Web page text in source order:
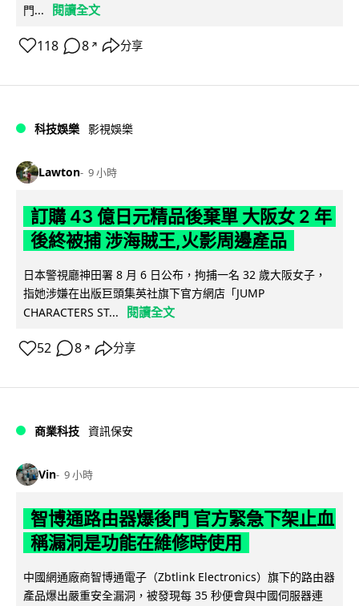
門...
閱讀全文
118 8 ↗ 分享
科技娛樂 影視娛樂
Lawton 9 小時
訂購 43 億日元精品後棄單 大阪女 2 年
後終被捕 涉海賊王,火影周邊產品
日本警視廳神田署 8 月 6 日公布，拘捕一名 32 歲大阪女子，
指她涉嫌在出版巨頭集英社旗下官方網店「JUMP
CHARACTERS ST...
閱讀全文
52 8 ↗ 分享
商業科技 資訊保安
Vin 9 小時
智博通路由器爆後門 官方緊急下架止血
稱漏洞是功能在維修時使用
中國網通廠商智博通電子（Zbtlink Electronics）旗下的路由器
產品爆出嚴重安全漏洞，被發現每 35 秒便會與中國伺服器連